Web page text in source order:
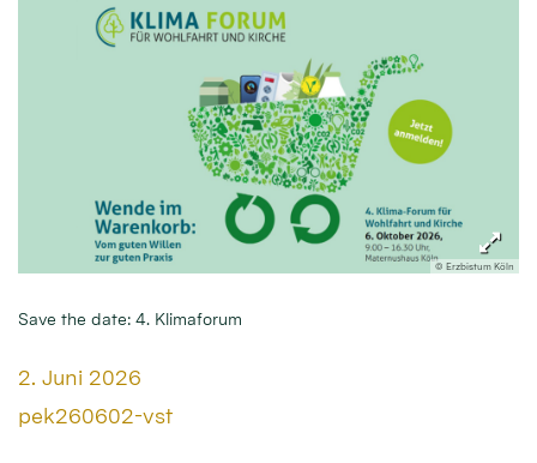
© Erzbistum Köln
Save the date: 4. Klimaforum
Datum:
2. Juni 2026
Von:
pek260602-vst